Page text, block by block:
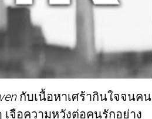
กับเนื้อหาเศร้ากินใจจนคน
จือความหวังต่อคนรักอย่าง